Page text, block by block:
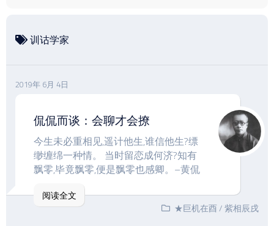
训诂学家
2019年 6月 4日
侃侃而谈：会聊才会撩
今生未必重相见,遥计他生,谁信他生?缥
缈缠绵一种情。 当时留恋成何济?知有
飘零,毕竟飘零,便是飘零也感卿。–黄侃
阅读全文
★巨机在酉/紫相辰戌